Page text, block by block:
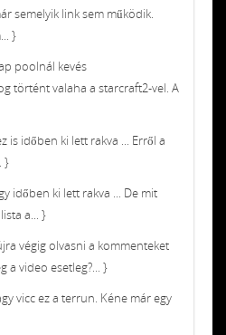
semelyik link sem működik.
}
poolnál kevés
történt valaha a starcraft2-vel. A
is időben ki lett rakva ... Erről a
}
időben ki lett rakva ... De mit
a... }
végig olvasni a kommenteket
a video esetleg?... }
vicc ez a terrun. Kéne már egy